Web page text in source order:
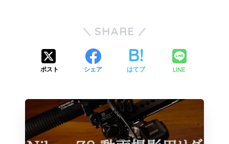
SHARE
ポスト シェア はてブ LINE